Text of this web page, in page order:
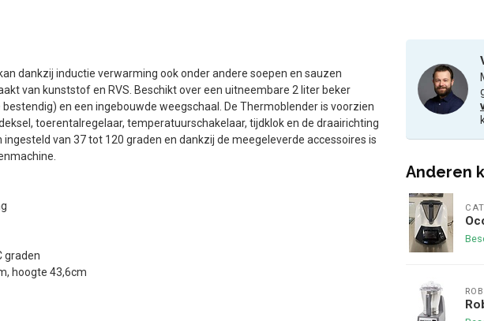
dankzij inductie verwarming ook onder andere soepen en sauzen
van kunststof en RVS. Beschikt over een uitneembare 2 liter beker
en een ingebouwde weegschaal. De Thermoblender is voorzien
toerentalregelaar, temperatuurschakelaar, tijdklok en de draairichting
van 37 tot 120 graden en dankzij de meegeleverde accessoires is
graden
hoogte 43,6cm
Anderen